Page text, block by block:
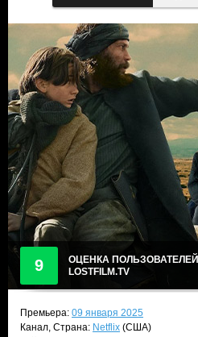
9
ОЦЕНКА ПОЛЬЗОВАТЕЛЕЙ
LOSTFILM.TV
Премьера: 09 января 2025
Канал, Страна: Netflix (США)